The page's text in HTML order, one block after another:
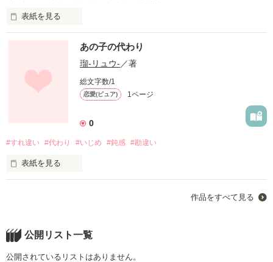
表紙を見る
あなたにとって私は、要らない存在なの？
あなたの考えていることが、
ワカラナイ....
だからこそ、幸せになって欲しいの....
       初めて、はなもるです????
誤字脱字が多いかもしれませんが
ご了承ください。
あの子の代わり
瑠-リュウ- ／著
総文字数/1
恋愛(ピュア) 1ページ
0
#すれ違い #代わり #いじめ #鈍感 #勘違い
表紙を見る
あなたはその人と私を重ねている。
ねぇ、あなたはどうしたら私を見てくれますか？
作品をすべて見る
公開リスト一覧
公開されているリストはありません。